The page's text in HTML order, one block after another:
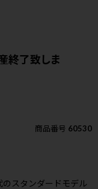
終了致しま
商品番号 60530
スタンダードモデル